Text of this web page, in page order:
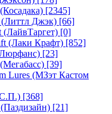
[2345]
Джэк) [66]
[0]
(Лаки Крафт) [852]
[23]
[39]
Lures (МЗэт Кастом
[368]
[21]